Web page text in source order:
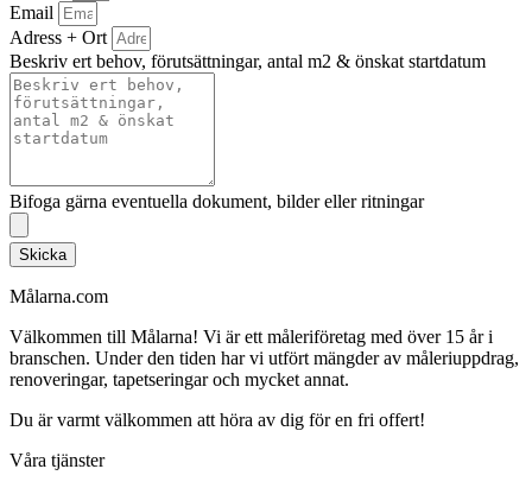
Email
Adress + Ort
Beskriv ert behov, förutsättningar, antal m2 & önskat startdatum
Bifoga gärna eventuella dokument, bilder eller ritningar
Skicka
Målarna.com
Välkommen till Målarna! Vi är ett måleriföretag med över 15 år i
branschen. Under den tiden har vi utfört mängder av måleriuppdrag,
renoveringar, tapetseringar och mycket annat.
Du är varmt välkommen att höra av dig för en fri offert!
Våra tjänster